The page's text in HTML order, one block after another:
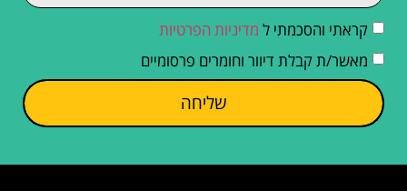
קראתי והסכמתי ל מדיניות הפרטיות
מאשר/ת קבלת דיוור וחומרים פרסומיים
שליחה